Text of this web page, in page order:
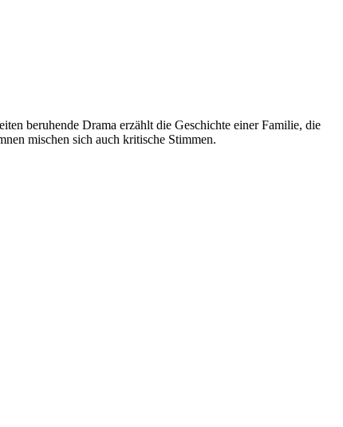
beruhende Drama erzählt die Geschichte einer Familie, die
mischen sich auch kritische Stimmen.